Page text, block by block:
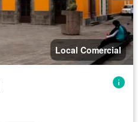
Local Comercial